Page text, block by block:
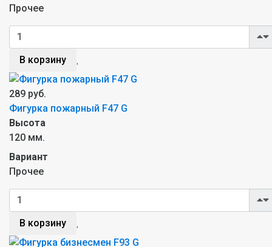
Прочее
В корзину
289 руб.
Фигурка пожарный F47 G
Высота
120 мм.
Вариант
Прочее
В корзину